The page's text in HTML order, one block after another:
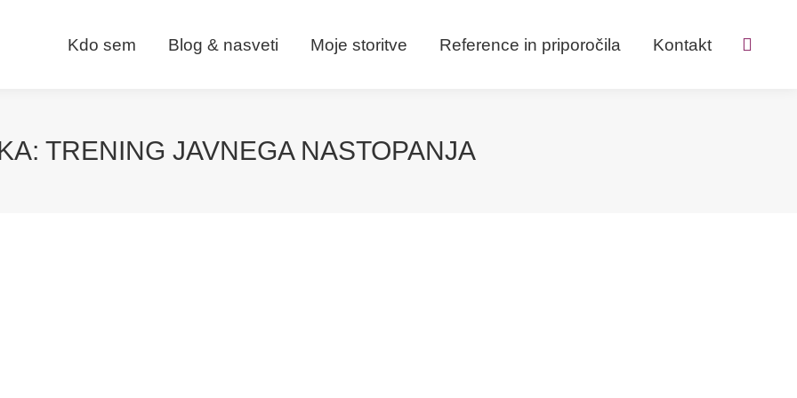
Kdo sem Blog & nasveti Moje storitve Reference in priporočila Kontakt Search:
TRENING JAVNEGA NASTOPANJA